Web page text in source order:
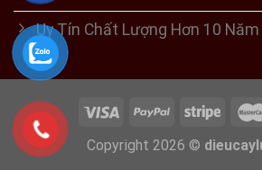
Uy Tín Chất Lượng Hơn 10
Copyright 2026 ©